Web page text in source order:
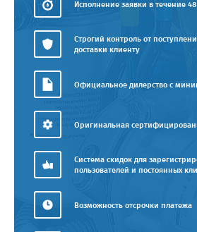
Исполнение заявки в течение 48
Строгий контроль от
доставки клиенту
Официальное дилерство с
Оригинальная
Система скидок для
пользователей и постоянных
Возможность отсрочки платежа